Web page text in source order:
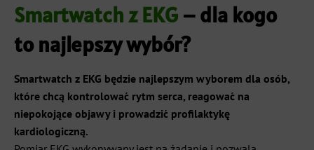
Smartwatch z EKG – dla kogo
to najlepszy wybór?
Smartwatch z EKG będzie najlepszym wyborem dla osób,
które chcą kontrolować rytm serca, reagować na
niepokojące objawy i prowadzić profilaktykę
kardiologiczną.